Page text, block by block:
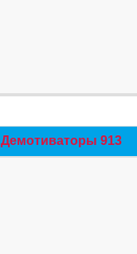
Демотиваторы 913